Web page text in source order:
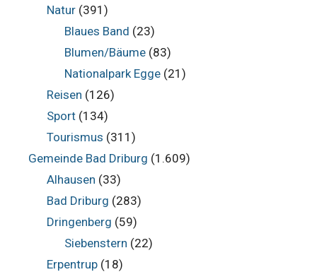
Natur(391)
Blaues Band (23)
Blumen/Bäume (83)
Nationalpark Egge (21)
Reisen (126)
Sport(134)
Tourismus (311)
Gemeinde Bad Driburg (1.609)
Alhausen (33)
Bad Driburg (283)
Dringenberg (59)
Siebenstern (22)
Erpentrup(18)